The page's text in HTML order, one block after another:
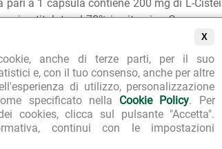
X
anche di terze parti, per il suo
e, con il tuo consenso, anche per altre
di utilizzo, personalizzazione
specificato nella Cookie Policy. Per
cookies, clicca sul pulsante "Accetta".
continui con le impostazioni
pari a 1 capsula contiene 200 mg di L-
titolato al 70% in vitamina C, con un
al 95% in proantocianidine-OPC,
di 10 mg di Zinco, 2,1 mg di vitamina B6.
di derivazione animale.
un ciclo di assunzione di almeno due